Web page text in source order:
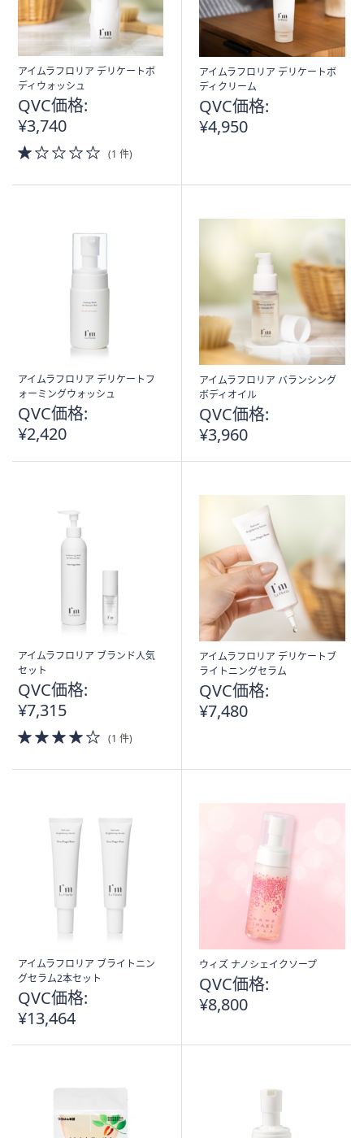
アイムラフロリア デリケートボ
ディウォッシュ
QVC価格:
¥3,740
1.0
of
(1 件)
アイムラフロリア デリケートボ
ディクリーム
QVC価格:
¥4,950
アイムラフロリア デリケートフ
ォーミングウォッシュ
QVC価格:
¥2,420
アイムラフロリア バランシング
ボディオイル
QVC価格:
¥3,960
アイムラフロリア ブランド人気
セット
QVC価格:
¥7,315
4.0
of
(1 件)
アイムラフロリア デリケートブ
ライトニングセラム
QVC価格:
¥7,480
アイムラフロリア ブライトニン
グセラム2本セット
QVC価格:
¥13,464
ウィズ ナノシェイクソープ
QVC価格:
¥8,800